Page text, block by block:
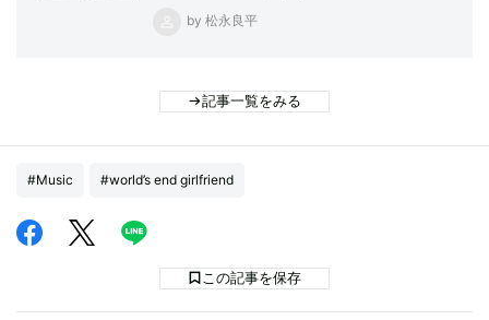
by 松永良平
記事一覧をみる
#Music #world’s end girlfriend
この記事を保存